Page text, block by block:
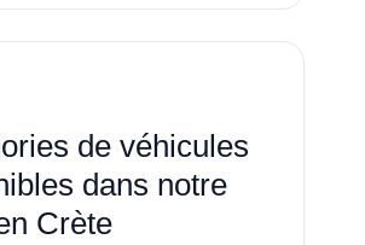
de véhicules
dans notre
Crète